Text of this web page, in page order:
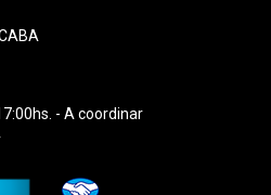
- A coordinar